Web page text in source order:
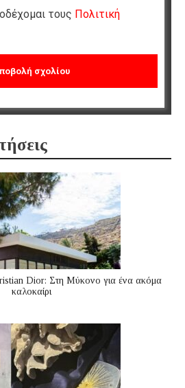
τους Πολιτική
Dior: Στη Μύκονο για ένα ακόμα
καλοκαίρι